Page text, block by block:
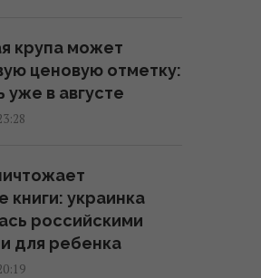
Киеву Путин
авторитет в
боевые
в WSJ
чего он жаждет
крупа может
ценовую отметку:
уже в августе
книги: украинка
российскими
для ребенка